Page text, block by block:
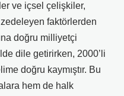
ve içsel çelişkiler,
faktörlerden
doğru milliyetçi
dile getirirken, 2000’li
doğru kaymıştır. Bu
hem de halk